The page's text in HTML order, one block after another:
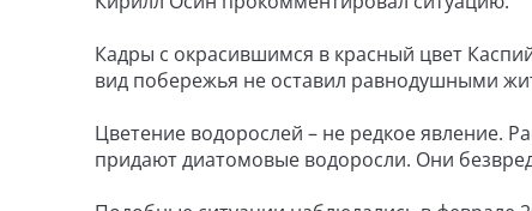
Кадры с окрасившимся в красный цвет
вид побережья не оставил равнодушными
Цветение водорослей – не редкое явление.
придают диатомовые водоросли. Они